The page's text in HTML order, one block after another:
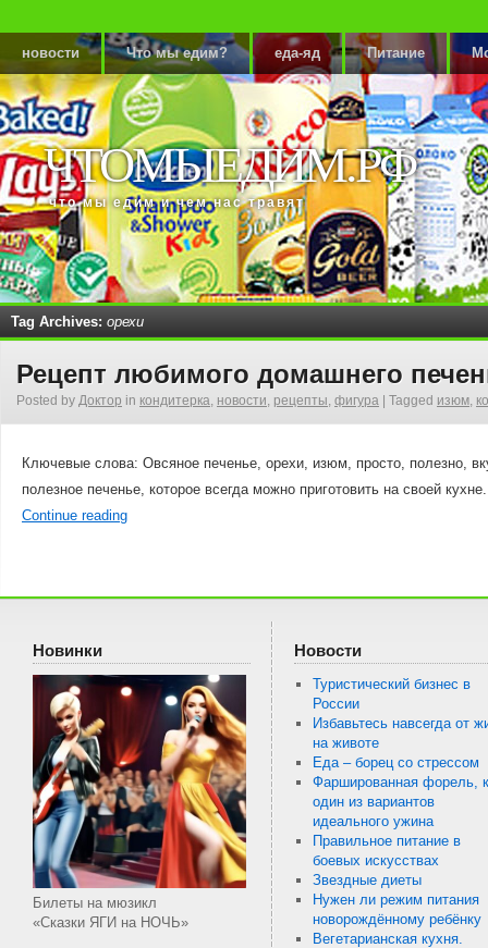
новости Что мы едим? еда-яд Питание
ЧТОМЫЕДИМ.РФ
что мы едим и чем нас травят
Tag Archives: орехи
Рецепт любимого домашнего
Posted by Доктор in кондитерка, новости, рецепты, фигура Tagged изюм,
Ключевые слова: Овсяное печенье, орехи, изюм, просто, полезно,
полезное печенье, которое всегда можно приготовить на своей
Continue reading
Новинки
Билеты на мюзикл
«Сказки ЯГИ на НОЧЬ»
Новости
Туристический бизнес в
России
Избавьтесь навсегда от
на животе
Еда – борец со стрессом
Фаршированная форель,
один из вариантов
идеального ужина
Правильное питание в
боевых искусствах
Звездные диеты
Нужен ли режим питания
новорождённому ребёнку
Вегетарианская кухня.